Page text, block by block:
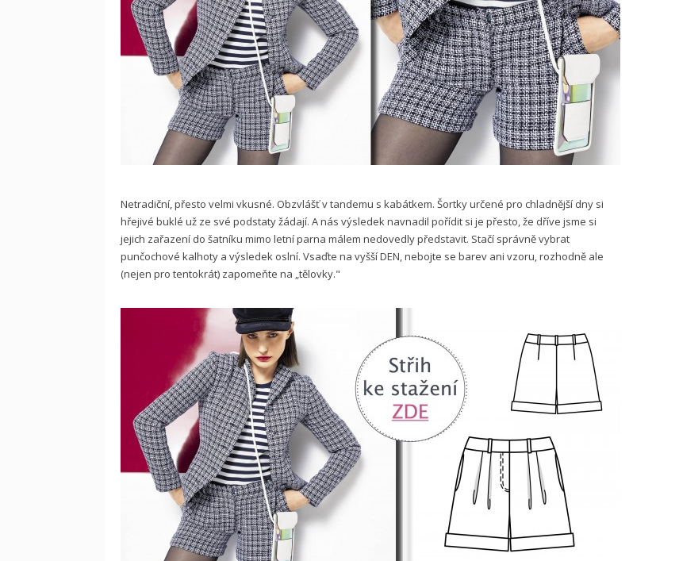
Netradiční, přesto velmi vkusné. Obzvlášť v tandemu s kabátkem. Šortky určené pro chladnější dny si
hřejivé buklé už ze své podstaty žádají. A nás výsledek navnadil pořídit si je přesto, že dříve jsme si
jejich zařazení do šatníku mimo letní parna málem nedovedly představit. Stačí správně vybrat
punčochové kalhoty a výsledek oslní. Vsaďte na vyšší DEN, nebojte se barev ani vzoru, rozhodně ale
(nejen pro tentokrát) zapomeňte na „tělovky."